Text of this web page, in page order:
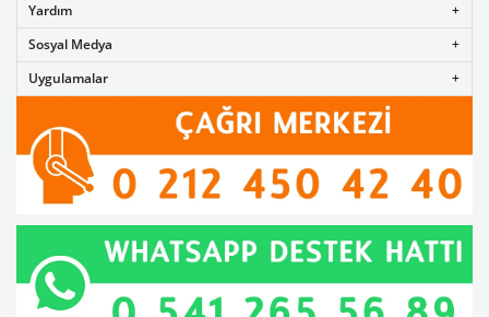
Yardım
Sosyal Medya
Uygulamalar